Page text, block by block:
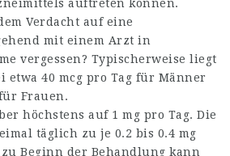
auftreten können.
Verdacht auf eine
mit einem Arzt in
vergessen? Typischerweise liegt
etwa 40 mcg pro Tag für Männer
Frauen.
höchstens auf 1 mg pro Tag. Die
täglich zu je 0.2 bis 0.4 mg
Beginn der Behandlung kann